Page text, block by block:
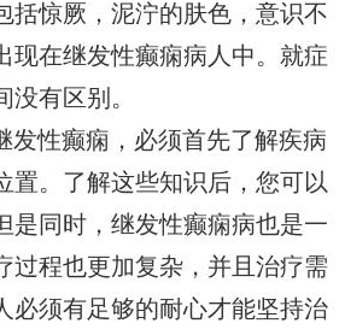
括惊厥，泥泞的肤色，意识不
现在继发性癫痫病人中。就症
有区别。
发性癫痫，必须首先了解疾病
置。了解这些知识后，您可以
是同时，继发性癫痫病也是一
过程也更加复杂，并且治疗需
必须有足够的耐心才能坚持治